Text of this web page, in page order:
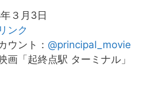
３月3日
リンク
ウント： @principal_movie
画「起終点駅 ターミナル」